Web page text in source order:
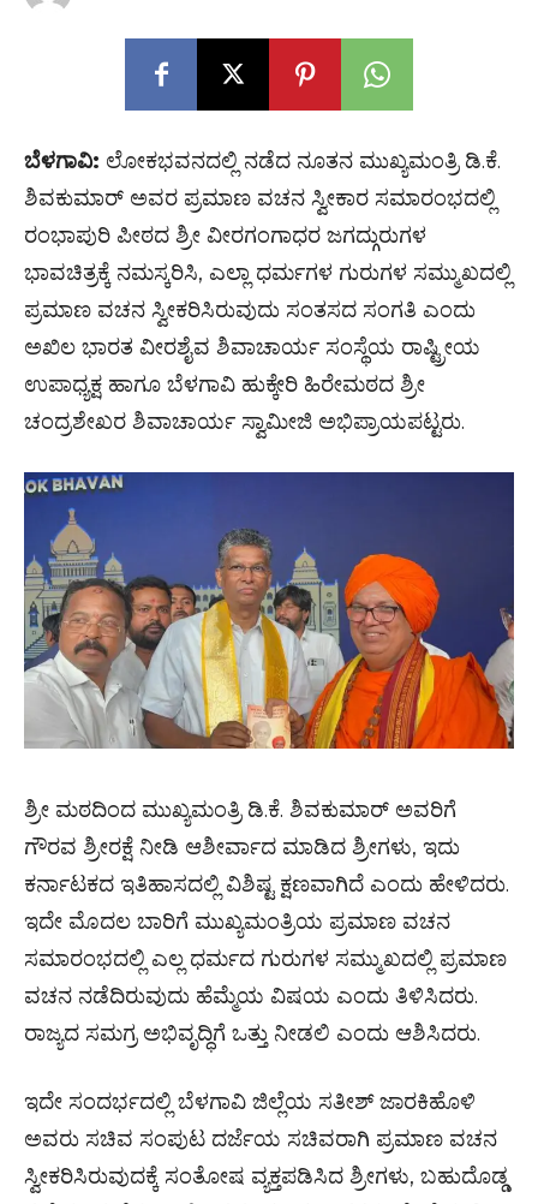
ಬೆಳಗಾವಿ: ಲೋಕಭವನದಲ್ಲಿ ನಡೆದ ನೂತನ ಮುಖ್ಯಮಂತ್ರಿ ಡಿ.ಕೆ.
ಶಿವಕುಮಾರ್ ಅವರ ಪ್ರಮಾಣ ವಚನ ಸ್ವೀಕಾರ ಸಮಾರಂಭದಲ್ಲಿ
ರಂಭಾಪುರಿ ಪೀಠದ ಶ್ರೀ ವೀರಗಂಗಾಧರ ಜಗದ್ಗುರುಗಳ
ಭಾವಚಿತ್ರಕ್ಕೆ ನಮಸ್ಕರಿಸಿ, ಎಲ್ಲಾ ಧರ್ಮಗಳ ಗುರುಗಳ ಸಮ್ಮುಖದಲ್ಲಿ
ಪ್ರಮಾಣ ವಚನ ಸ್ವೀಕರಿಸಿರುವುದು ಸಂತಸದ ಸಂಗತಿ ಎಂದು
ಅಖಿಲ ಭಾರತ ವೀರಶೈವ ಶಿವಾಚಾರ್ಯ ಸಂಸ್ಥೆಯ ರಾಷ್ಟ್ರೀಯ
ಉಪಾಧ್ಯಕ್ಷ ಹಾಗೂ ಬೆಳಗಾವಿ ಹುಕ್ಕೇರಿ ಹಿರೇಮಠದ ಶ್ರೀ
ಚಂದ್ರಶೇಖರ ಶಿವಾಚಾರ್ಯ ಸ್ವಾಮೀಜಿ ಅಭಿಪ್ರಾಯಪಟ್ಟರು.
ಶ್ರೀ ಮಠದಿಂದ ಮುಖ್ಯಮಂತ್ರಿ ಡಿ.ಕೆ. ಶಿವಕುಮಾರ್ ಅವರಿಗೆ
ಗೌರವ ಶ್ರೀರಕ್ಷೆ ನೀಡಿ ಆಶೀರ್ವಾದ ಮಾಡಿದ ಶ್ರೀಗಳು, ಇದು
ಕರ್ನಾಟಕದ ಇತಿಹಾಸದಲ್ಲಿ ವಿಶಿಷ್ಟ ಕ್ಷಣವಾಗಿದೆ ಎಂದು ಹೇಳಿದರು.
ಇದೇ ಮೊದಲ ಬಾರಿಗೆ ಮುಖ್ಯಮಂತ್ರಿಯ ಪ್ರಮಾಣ ವಚನ
ಸಮಾರಂಭದಲ್ಲಿ ಎಲ್ಲ ಧರ್ಮದ ಗುರುಗಳ ಸಮ್ಮುಖದಲ್ಲಿ ಪ್ರಮಾಣ
ವಚನ ನಡೆದಿರುವುದು ಹೆಮ್ಮೆಯ ವಿಷಯ ಎಂದು ತಿಳಿಸಿದರು.
ರಾಜ್ಯದ ಸಮಗ್ರ ಅಭಿವೃದ್ಧಿಗೆ ಒತ್ತು ನೀಡಲಿ ಎಂದು ಆಶಿಸಿದರು.
ಇದೇ ಸಂದರ್ಭದಲ್ಲಿ ಬೆಳಗಾವಿ ಜಿಲ್ಲೆಯ ಸತೀಶ್ ಜಾರಕಿಹೊಳಿ
ಅವರು ಸಚಿವ ಸಂಪುಟ ದರ್ಜೆಯ ಸಚಿವರಾಗಿ ಪ್ರಮಾಣ ವಚನ
ಸ್ವೀಕರಿಸಿರುವುದಕ್ಕೆ ಸಂತೋಷ ವ್ಯಕ್ತಪಡಿಸಿದ ಶ್ರೀಗಳು, ಬಹುದೊಡ್ಡ